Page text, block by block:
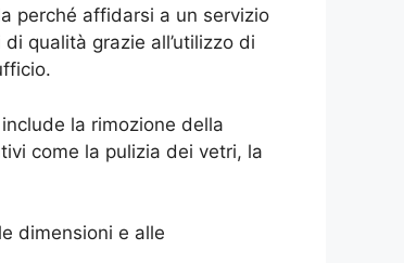
perché affidarsi a un servizio
qualità grazie all’utilizzo di
la rimozione della
come la pulizia dei vetri, la
dimensioni e alle